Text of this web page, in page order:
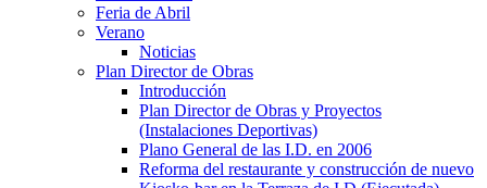
Feria de Abril
Verano
Noticias
Plan Director de Obras
Introducción
Plan Director de Obras y Proyectos
(Instalaciones Deportivas)
Plano General de las I.D. en 2006
Reforma del restaurante y construcción de nuevo